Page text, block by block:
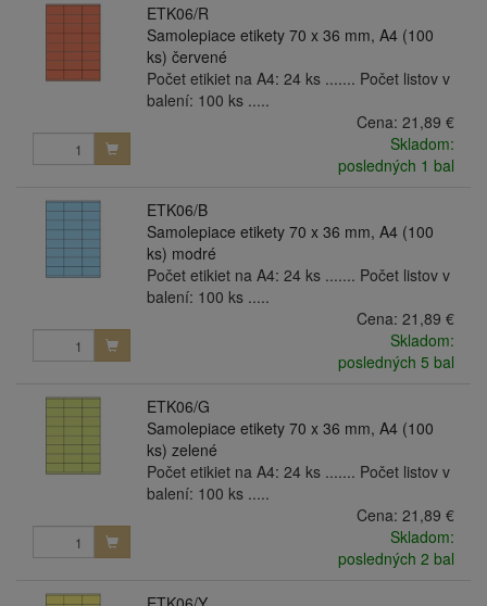
ETK06/R
Samolepiace etikety 70 x 36 mm, A4 (100
ks) červené
Počet etikiet na A4: 24 ks ....... Počet listov v
balení: 100 ks .....
Cena: 21,89 €
Skladom:
posledných 1 bal
ETK06/B
Samolepiace etikety 70 x 36 mm, A4 (100
ks) modré
Počet etikiet na A4: 24 ks ....... Počet listov v
balení: 100 ks .....
Cena: 21,89 €
Skladom:
posledných 5 bal
ETK06/G
Samolepiace etikety 70 x 36 mm, A4 (100
ks) zelené
Počet etikiet na A4: 24 ks ....... Počet listov v
balení: 100 ks .....
Cena: 21,89 €
Skladom:
posledných 2 bal